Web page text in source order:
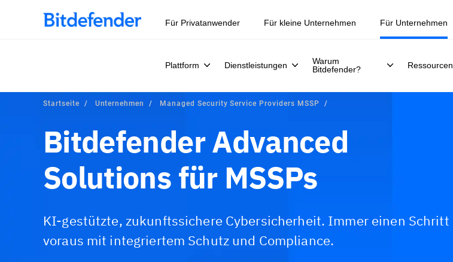
Für Privatanwender Für kleine Unternehmen Für Unternehmen
Plattform Dienstleistungen
Warum
Bitdefender?
Ressourcen
Startseite Unternehmen Managed Security Service Providers MSSP
Bitdefender Advanced
Solutions für MSSPs
KI-gestützte, zukunftssichere Cybersicherheit. Immer einen Schritt
voraus mit integriertem Schutz und Compliance.